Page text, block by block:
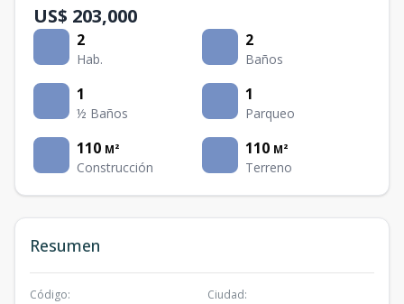
US$ 203,000
2
Hab.
2
Baños
1
½ Baños
1
Parqueo
110 M²
Construcción
110 M²
Terreno
Resumen
Código: Ciudad: